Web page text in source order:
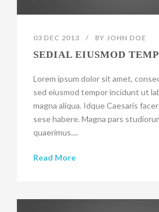
03 DEC 2013 / BYJOHN DOE
SEDIAL EIUSMOD
Lorem ipsum dolor sit amet,
sed eiusmod tempor incidunt ut
magna aliqua. Idque Caesaris
sese habere. Magna pars
quaerimus....
Read More